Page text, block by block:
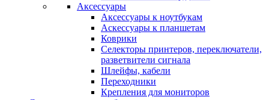
Аксессуары
Аксессуары к ноутбукам
Аскессуары к планшетам
Коврики
Селекторы принтеров, переключатели,
разветвители сигнала
Шлейфы, кабели
Переходники
Крепления для мониторов